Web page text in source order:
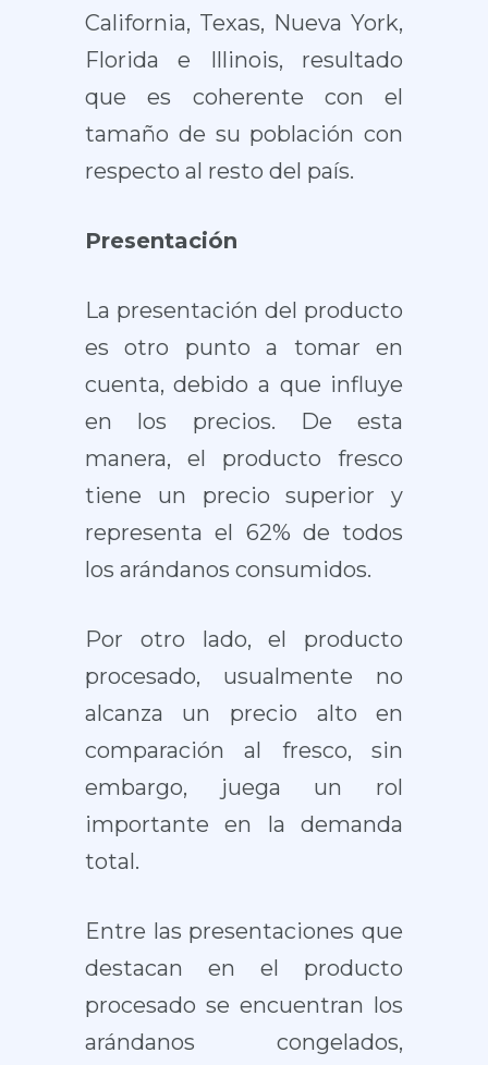
California, Texas, Nueva York,
Florida e Illinois, resultado
que es coherente con el
tamaño de su población con
respecto al resto del país.
Presentación
La presentación del producto
es otro punto a tomar en
cuenta, debido a que influye
en los precios. De esta
manera, el producto fresco
tiene un precio superior y
representa el 62% de todos
los arándanos consumidos.
Por otro lado, el producto
procesado, usualmente no
alcanza un precio alto en
comparación al fresco, sin
embargo, juega un rol
importante en la demanda
total.
Entre las presentaciones que
destacan en el producto
procesado se encuentran los
arándanos congelados,